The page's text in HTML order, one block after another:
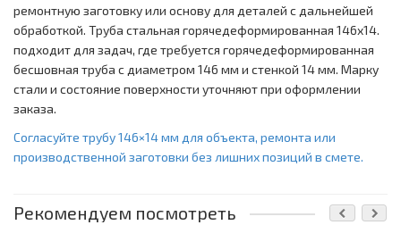
ремонтную заготовку или основу для деталей с дальнейшей
обработкой. Труба стальная горячедеформированная 146x14.
подходит для задач, где требуется горячедеформированная
бесшовная труба с диаметром 146 мм и стенкой 14 мм. Марку
стали и состояние поверхности уточняют при оформлении
заказа.
Согласуйте трубу 146×14 мм для объекта, ремонта или
производственной заготовки без лишних позиций в смете.
Рекомендуем посмотреть